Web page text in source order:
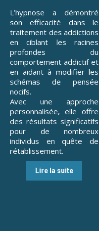
L’hypnose a démontré
son efficacité dans le
traitement des addictions
en ciblant les racines
profondes du
comportement addictif et
en aidant à modifier les
schémas de pensée
nocifs.
Avec une approche
personnalisée, elle offre
des résultats significatifs
pour de nombreux
individus en quête de
rétablissement.
Lire la suite